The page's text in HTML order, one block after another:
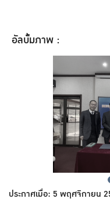
อัลบั้มภาพ :
ประกาศเมื่อ: 5 พฤศจิกายน